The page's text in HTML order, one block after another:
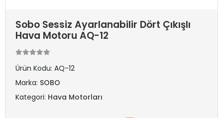
Sobo Sessiz Ayarlanabilir Dört Çıkışlı
Hava Motoru AQ-12
Ürün Kodu: AQ-12
Marka: SOBO
Kategori: Hava Motorları